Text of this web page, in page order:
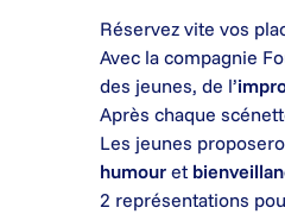
Réservez vite vos
Avec la compagnie
des jeunes, de l’
Après chaque
Les jeunes
humouret
2 représentations